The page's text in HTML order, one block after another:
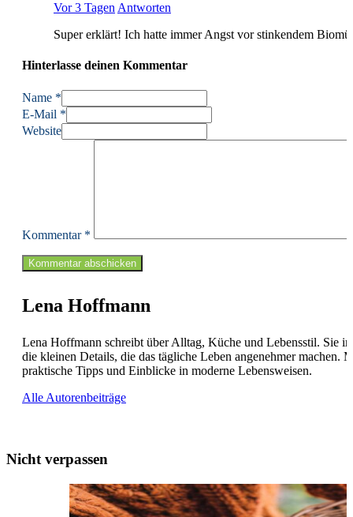
Vor 3 Tagen Antworten
Super erklärt! Ich hatte immer Angst vor stinkendem
Hinterlasse deinen Kommentar
Name *
E-Mail *
Website
Kommentar *
Lena Hoffmann
Lena Hoffmann schreibt über Alltag, Küche und Lebensstil. Sie
die kleinen Details, die das tägliche Leben angenehmer machen.
praktische Tipps und Einblicke in moderne Lebensweisen.
Alle Autorenbeiträge
Nicht verpassen